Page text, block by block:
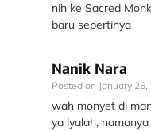
nih ke Sacred
baru sepertinya
Nanik Nara
Posted on January
wah monyet di
ya iyalah,